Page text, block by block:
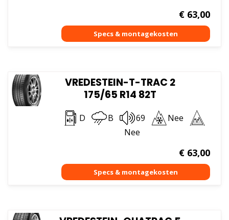
€63,00
VREDESTEIN-T-TRAC 2
175/65 R14 82T
D B 69
Nee
Nee
€63,00